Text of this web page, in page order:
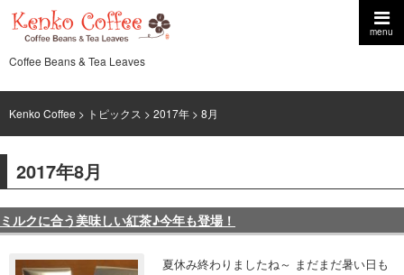
menu
Coffee Beans & Tea Leaves
Kenko Coffee > トピックス > 2017年 > 8月
2017年8月
ミルクに合う美味しい紅茶♪今年も登場！
夏休み終わりましたね～ まだまだ暑い日も